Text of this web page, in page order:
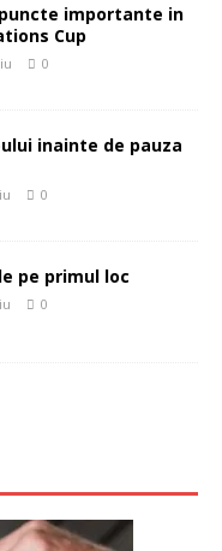
importante in
Cup
0
inainte de pauza
0
pe primul loc
0